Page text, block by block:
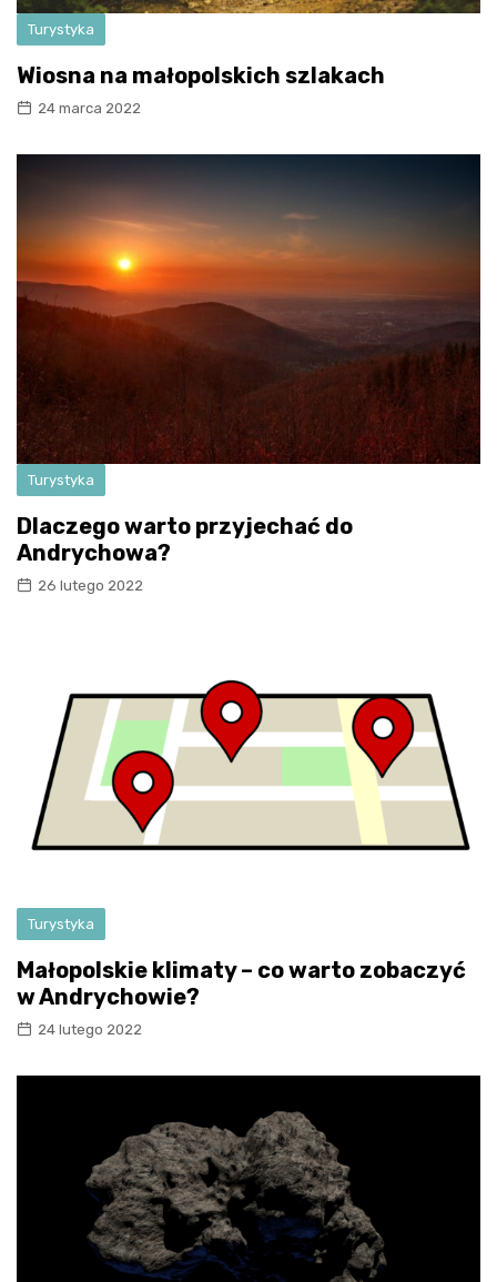
Turystyka
Wiosna na małopolskich szlakach
24 marca 2022
Turystyka
Dlaczego warto przyjechać do
Andrychowa?
26 lutego 2022
Turystyka
Małopolskie klimaty – co warto zobaczyć
w Andrychowie?
24 lutego 2022